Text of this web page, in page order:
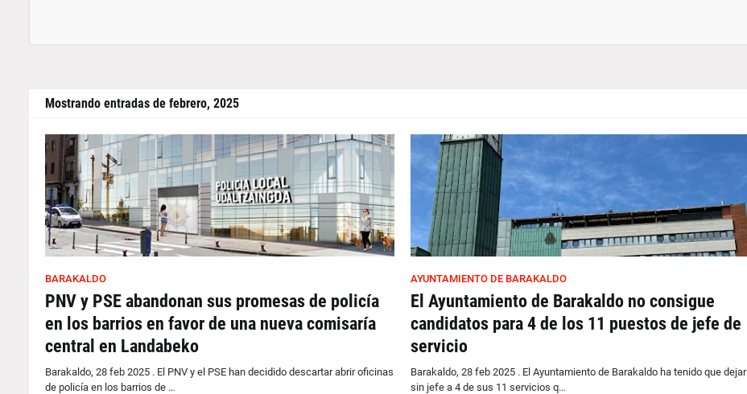
Mostrando entradas de febrero, 2025
BARAKALDO
PNV y PSE abandonan sus promesas de policía
en los barrios en favor de una nueva comisaría
central en Landabeko
Barakaldo, 28 feb 2025 . El PNV y el PSE han decidido descartar abrir oficinas
de policía en los barrios de …
AYUNTAMIENTO DE BARAKALDO
El Ayuntamiento de Barakaldo no consigue
candidatos para 4 de los 11 puestos de jefe de
servicio
Barakaldo, 28 feb 2025 . El Ayuntamiento de Barakaldo ha tenido que dejar
sin jefe a 4 de sus 11 servicios q…